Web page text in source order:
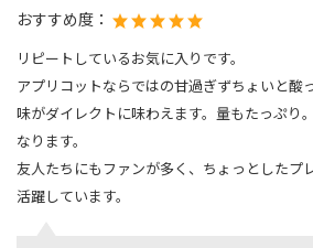
おすすめ度：
リピートしているお気に入りです。
アプリコットならではの甘過ぎずちょいと酸
味がダイレクトに味わえます。量もたっぷり
なります。
友人たちにもファンが多く、ちょっとしたプ
活躍しています。